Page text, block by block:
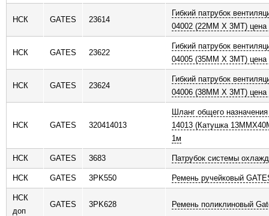
НСК GATES 23614
Гибкий патрубок
04002 (22MM X 3MT) цена
НСК GATES 23622
Гибкий патрубок
04005 (35MM X 3MT) цена
НСК GATES 23624
Гибкий патрубок
04006 (38MM X 3MT) цена
НСК GATES 320414013
Шланг общего
14013 (Катушка
1м
НСК GATES 3683 Патрубок системы
НСК GATES 3PK550 Ремень ручейковый
НСК
доп
GATES 3PK628 Ремень поликлиновый